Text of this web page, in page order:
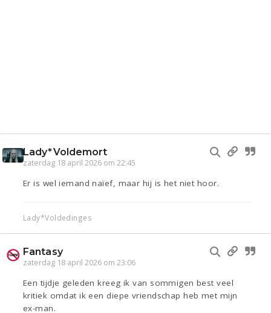
Lady*Voldemort
zaterdag 18 april 2026 om 22:45
Er is wel iemand naïef, maar hij is het niet hoor.
Lady*Voldedinges
Fantasy
zaterdag 18 april 2026 om 23:06
Een tijdje geleden kreeg ik van sommigen best veel
kritiek omdat ik een diepe vriendschap heb met mijn
ex-man.